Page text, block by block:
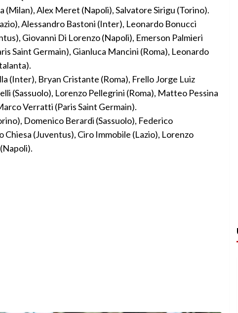
(Milan), Alex Meret (Napoli), Salvatore Sirigu (Torino).
Alessandro Bastoni (Inter), Leonardo Bonucci
Giovanni Di Lorenzo (Napoli), Emerson Palmieri
Saint Germain), Gianluca Mancini (Roma), Leonardo
(Inter), Bryan Cristante (Roma), Frello Jorge Luiz
(Sassuolo), Lorenzo Pellegrini (Roma), Matteo Pessina
Verratti (Paris Saint Germain).
Domenico Berardi (Sassuolo), Federico
(Juventus), Ciro Immobile (Lazio), Lorenzo